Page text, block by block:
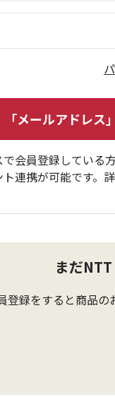
会員登録している
連携が可能です。
まだ
登録をすると商品